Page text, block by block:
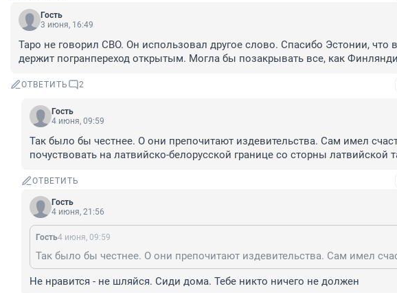
Гость
3 июня, 16:49
Таро не говорил СВО. Он использовал другое слово. Спасибо Эстонии, что
держит погранпереход открытым. Могла бы позакрывать все, как
ОТВЕТИТЬ 2
Гость
4 июня, 09:59
Так было бы честнее. О они препочитают издевительства. Сам имел
почуствовать на латвийско-белорусской границе со сторны латвийской
ОТВЕТИТЬ
Гость
4 июня, 21:56
Гость4 июня, 09:59
Не нравится - не шляйся. Сиди дома. Тебе никто ничего не должен